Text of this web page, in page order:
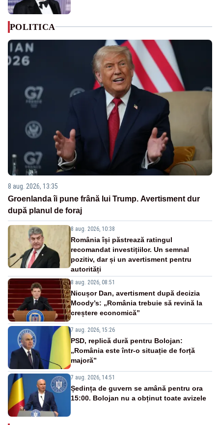
POLITICA
8 aug. 2026, 13:35
Groenlanda îi pune frână lui Trump. Avertisment dur
după planul de foraj
8 aug. 2026, 10:38
România își păstrează ratingul
recomandat investițiilor. Un semnal
pozitiv, dar și un avertisment pentru
autorități
8 aug. 2026, 08:51
Nicușor Dan, avertisment după decizia
Moody’s: „România trebuie să revină la
creștere economică”
7 aug. 2026, 15:26
PSD, replică dură pentru Bolojan:
„România este într-o situație de forță
majoră”
7 aug. 2026, 14:51
Ședința de guvern se amână pentru ora
15:00. Bolojan nu a obținut toate avizele